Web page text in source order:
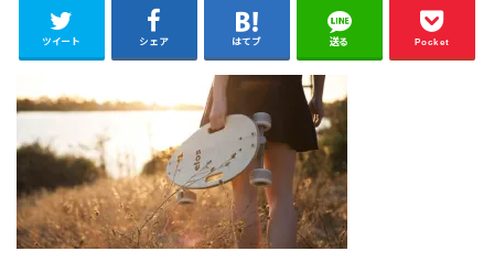
ツイート シェア はてブ 送る Pocket